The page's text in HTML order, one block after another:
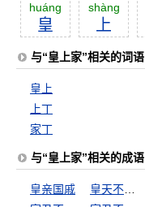
huáng
皇
shàng
上
与“皇上家”相关的词语
皇上
上丁
家丁
与“皇上家”相关的成语
皇亲国戚